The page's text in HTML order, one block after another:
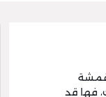
فها قد